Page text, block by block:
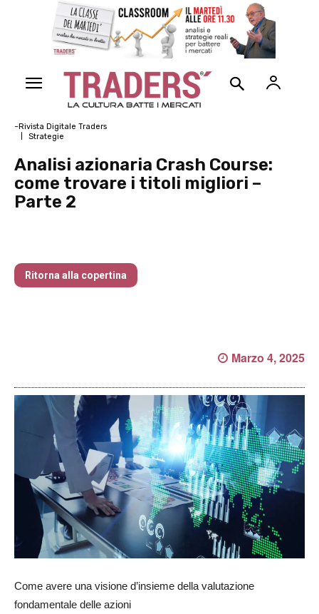
~Rivista Digitale Traders
Strategie
Analisi azionaria Crash Course:
come trovare i titoli migliori –
Parte 2
Ritorna alla copertina
Marzo 4, 2025
Come avere una visione d’insieme della valutazione
fondamentale delle azioni